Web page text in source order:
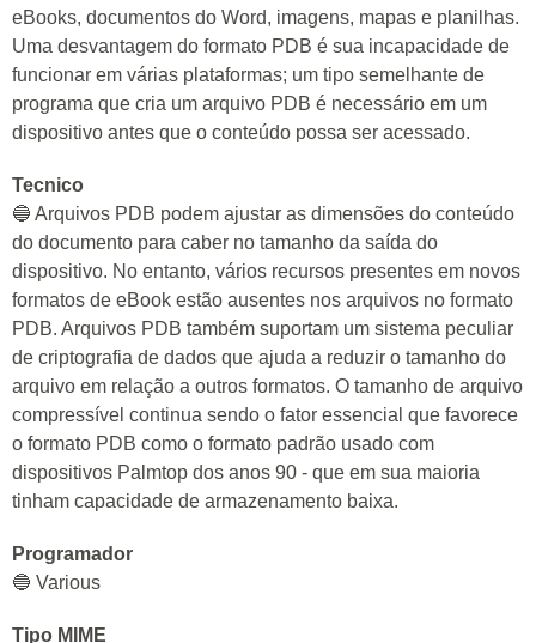
eBooks, documentos do Word, imagens, mapas e planilhas.
Uma desvantagem do formato PDB é sua incapacidade de
funcionar em várias plataformas; um tipo semelhante de
programa que cria um arquivo PDB é necessário em um
dispositivo antes que o conteúdo possa ser acessado.
Tecnico
🔵 Arquivos PDB podem ajustar as dimensões do conteúdo
do documento para caber no tamanho da saída do
dispositivo. No entanto, vários recursos presentes em novos
formatos de eBook estão ausentes nos arquivos no formato
PDB. Arquivos PDB também suportam um sistema peculiar
de criptografia de dados que ajuda a reduzir o tamanho do
arquivo em relação a outros formatos. O tamanho de arquivo
compressível continua sendo o fator essencial que favorece
o formato PDB como o formato padrão usado com
dispositivos Palmtop dos anos 90 - que em sua maioria
tinham capacidade de armazenamento baixa.
Programador
🔵 Various
Tipo MIME